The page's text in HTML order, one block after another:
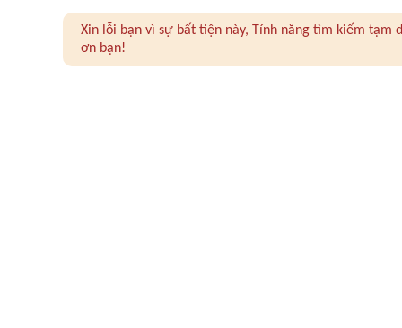
Xin lỗi bạn vì sự bất tiện này, Tính năng tìm kiếm
ơn bạn!